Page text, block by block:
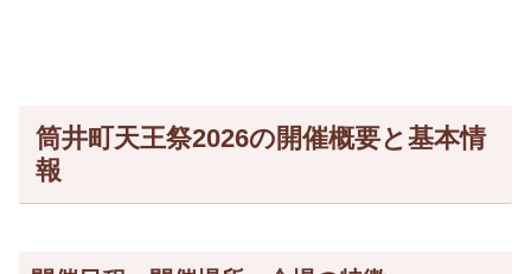
筒井町天王祭2026の開催概要と基本情
報